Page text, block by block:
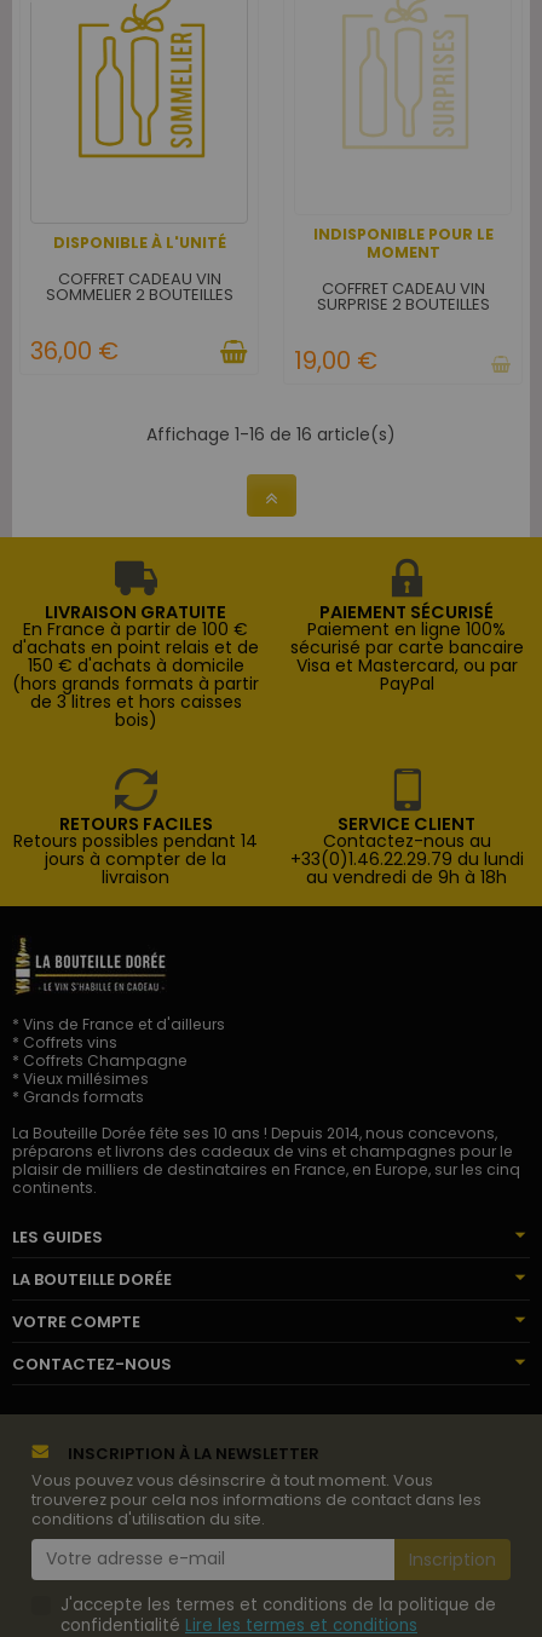
DISPONIBLE À L'UNITÉ
COFFRET CADEAU VIN
SOMMELIER 2 BOUTEILLES
36,00 €
INDISPONIBLE POUR LE
MOMENT
COFFRET CADEAU VIN
SURPRISE 2 BOUTEILLES
19,00 €
Affichage 1-16 de 16 article(s)
LIVRAISON GRATUITE
En France à partir de 100 €
d'achats en point relais et de
150 € d'achats à domicile
(hors grands formats à partir
de 3 litres et hors caisses
bois)
PAIEMENT SÉCURISÉ
Paiement en ligne 100%
sécurisé par carte bancaire
Visa et Mastercard, ou par
PayPal
RETOURS FACILES
Retours possibles pendant 14
jours à compter de la
livraison
SERVICE CLIENT
Contactez-nous au
+33(0)1.46.22.29.79 du lundi
au vendredi de 9h à 18h
* Vins de France et d'ailleurs
* Coffrets vins
* Coffrets Champagne
* Vieux millésimes
* Grands formats
La Bouteille Dorée fête ses 10 ans ! Depuis 2014, nous concevons,
préparons et livrons des cadeaux de vins et champagnes pour le
plaisir de milliers de destinataires en France, en Europe, sur les cinq
continents.
LES GUIDES
LA BOUTEILLE DORÉE
VOTRE COMPTE
CONTACTEZ-NOUS
INSCRIPTION À LA NEWSLETTER
Vous pouvez vous désinscrire à tout moment. Vous
trouverez pour cela nos informations de contact dans les
conditions d'utilisation du site.
J'accepte les termes et conditions de la politique de
confidentialité Lire les termes et conditions